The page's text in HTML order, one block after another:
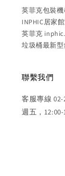
英菲克包裝
INPHIC居家
英菲克
垃圾桶最新
聯繫我們
客服專線 02-
週五，